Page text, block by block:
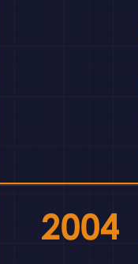
2004